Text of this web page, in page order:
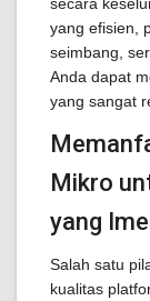
yang efisien,
seimbang,
Anda dapat
yang sangat
Mikro
yang
Salah satu
kualitas